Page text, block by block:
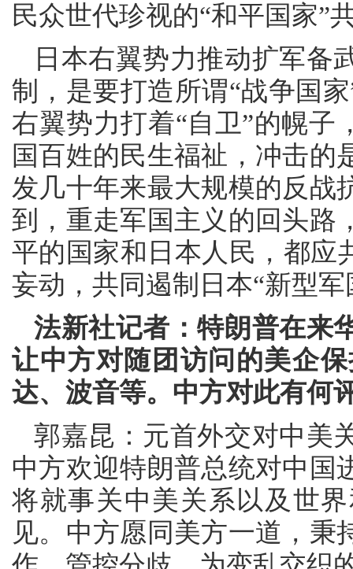
民众世代珍视的“和平国家”
日本右翼势力推动扩军备
制，是要打造所谓“战争国
右翼势力打着“自卫”的幌子
国百姓的民生福祉，冲击的
发几十年来最大规模的反战
到，重走军国主义的回头路
平的国家和日本人民，都应
妄动，共同遏制日本“新型
法新社记者：特朗普在来
让中方对随团访问的美企
达、波音等。中方对此有何
郭嘉昆：元首外交对中美
中方欢迎特朗普总统对中国
将就事关中美关系以及世
见。中方愿同美方一道，秉